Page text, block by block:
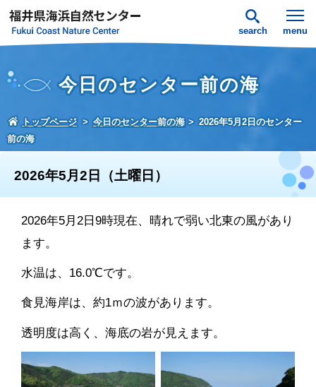
search menu
今日のセンター前の海
トップページ 今日のセンター前の海
2026年5月2日のセンター
前の海
2026年5月2日（土曜日）
2026年5月2日9時現在、晴れで弱い北東の風があり
ます。
水温は、16.0℃です。
食見海岸は、約1ｍの波があります。
透明度は高く、海底の岩が見えます。